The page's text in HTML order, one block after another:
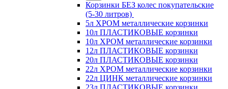
Корзинки БЕЗ колес покупательские
(5-30 литров)
5л ХРОМ металлические корзинки
10л ПЛАСТИКОВЫЕ корзинки
10л ХРОМ металлические корзинки
12л ПЛАСТИКОВЫЕ корзинки
20л ПЛАСТИКОВЫЕ корзинки
22л ХРОМ металлические корзинки
22л ЦИНК металлические корзинки
23л ПЛАСТИКОВЫЕ корзинки